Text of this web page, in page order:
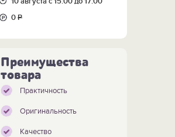
0Р
Преимущества
товара
Практичность
Оригинальность
Качество